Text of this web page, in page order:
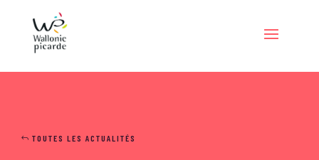
TOUTES LES ACTUALITÉS